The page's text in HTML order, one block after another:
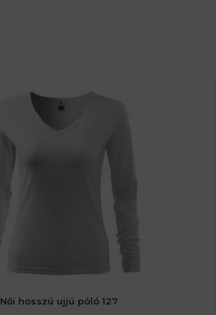
Női hosszú ujjú póló 127